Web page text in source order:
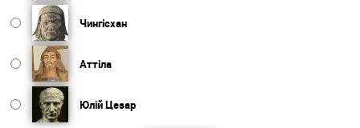
Чингісхан
Аттіла
Юлій Цезар